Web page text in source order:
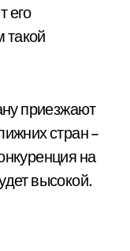
его
такой
приезжают
стран –
на
высокой.